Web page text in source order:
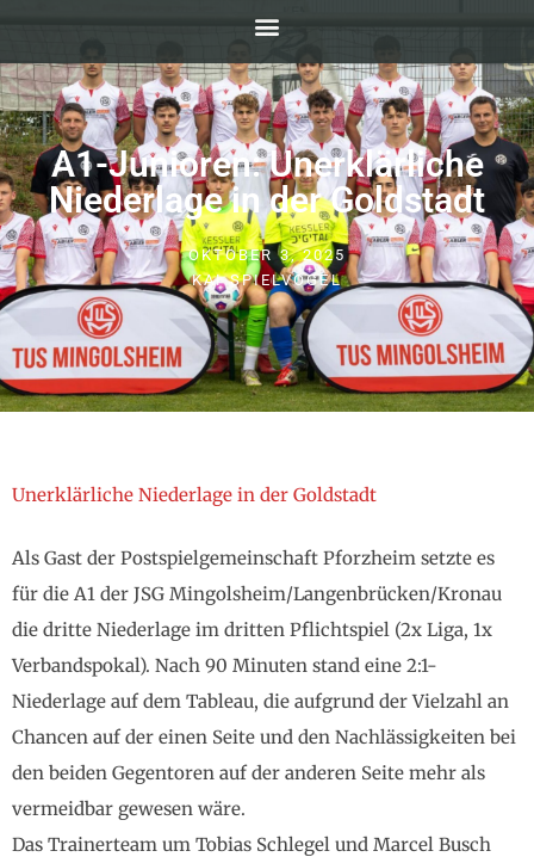
A1-Junioren: Unerklärliche
Niederlage in der Goldstadt
OKTOBER 3, 2025
KAI SPIELVOGEL
Unerklärliche Niederlage in der Goldstadt
Als Gast der Postspielgemeinschaft Pforzheim setzte es
für die A1 der JSG Mingolsheim/Langenbrücken/Kronau
die dritte Niederlage im dritten Pflichtspiel (2x Liga, 1x
Verbandspokal). Nach 90 Minuten stand eine 2:1-
Niederlage auf dem Tableau, die aufgrund der Vielzahl an
Chancen auf der einen Seite und den Nachlässigkeiten bei
den beiden Gegentoren auf der anderen Seite mehr als
vermeidbar gewesen wäre.
Das Trainerteam um Tobias Schlegel und Marcel Busch